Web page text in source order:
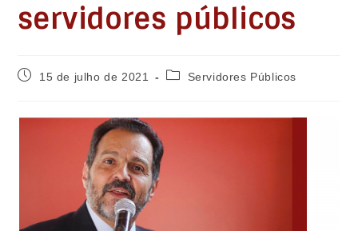
servidores públicos
Post15 de julho de 2021
Categoria
Servidores Públicos